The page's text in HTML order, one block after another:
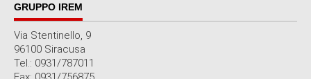
GRUPPO IREM
Via Stentinello, 9
96100 Siracusa
Tel.: 0931/787011